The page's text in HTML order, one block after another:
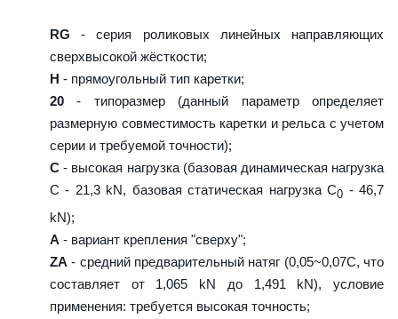
RG - серия роликовых линейных направляющих
сверхвысокой жёсткости;
H - прямоугольный тип каретки;
20 - типоразмер (данный параметр определяет
размерную совместимость каретки и рельса с учетом
серии и требуемой точности);
C - высокая нагрузка (базовая динамическая нагрузка
C - 21,3 kN, базовая статическая нагрузка С0 - 46,7
kN);
A - вариант крепления "сверху";
ZA - средний предварительный натяг (0,05~0,07C, что
составляет от 1,065 kN до 1,491 kN), условие
применения: требуется высокая точность;